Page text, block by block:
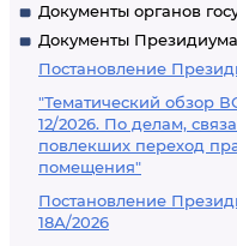
Документы органов
Документы
Постановление
"Тематический обзор
12/2026. По делам,
повлекших переход
помещения"
Постановление
18А/2026